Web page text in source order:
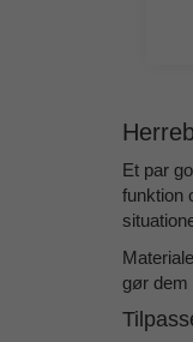
Et par
funktion
gør dem